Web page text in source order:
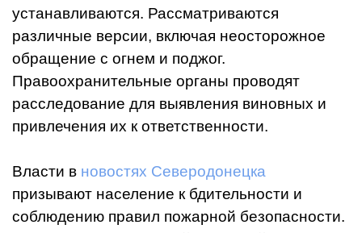
устанавливаются. Рассматриваются
различные версии, включая неосторожное
обращение с огнем и поджог.
Правоохранительные органы проводят
расследование для выявления виновных и
привлечения их к ответственности.
Власти в новостях Северодонецка
призывают население к бдительности и
соблюдению правил пожарной безопасности.